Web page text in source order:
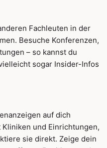
Fachleuten in der
Besuche Konferenzen,
– so kannst du
sogar Insider-Infos
auf dich
und Einrichtungen,
sie direkt. Zeige dein